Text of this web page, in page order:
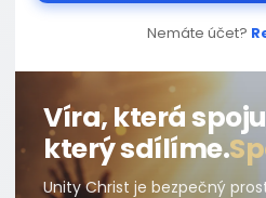
Nemáte účet?
Víra, která
který sdílíme.
Unity Christ je bezpečný